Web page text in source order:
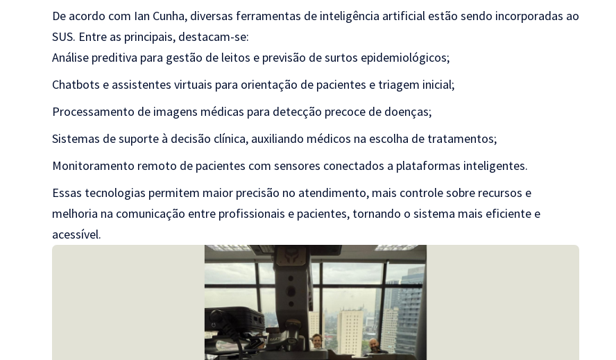
De acordo com Ian Cunha, diversas ferramentas de inteligência artificial estão sendo incorporadas ao
SUS. Entre as principais, destacam-se:
Análise preditiva para gestão de leitos e previsão de surtos epidemiológicos;
Chatbots e assistentes virtuais para orientação de pacientes e triagem inicial;
Processamento de imagens médicas para detecção precoce de doenças;
Sistemas de suporte à decisão clínica, auxiliando médicos na escolha de tratamentos;
Monitoramento remoto de pacientes com sensores conectados a plataformas inteligentes.
Essas tecnologias permitem maior precisão no atendimento, mais controle sobre recursos e
melhoria na comunicação entre profissionais e pacientes, tornando o sistema mais eficiente e
acessível.